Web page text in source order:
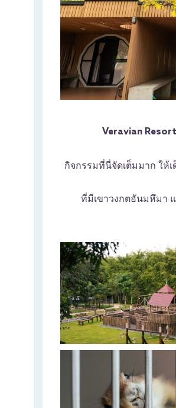
Veravian Resort
กิจกรรมที่นี่จัดเต็มมาก ให้
ที่มีเขาวงกตอันมหึมา